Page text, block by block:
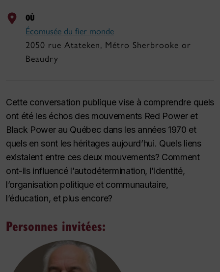
OÙ
Écomusée du fier monde
2050 rue Atateken, Métro Sherbrooke or
Beaudry
Cette conversation publique vise à comprendre quels
ont été les échos des mouvements Red Power et
Black Power au Québec dans les années 1970 et
quels en sont les héritages aujourd’hui. Quels liens
existaient entre ces deux mouvements? Comment
ont-ils influencé l’autodétermination, l’identité,
l’organisation politique et communautaire,
l’éducation, et plus encore?
Personnes invitées: